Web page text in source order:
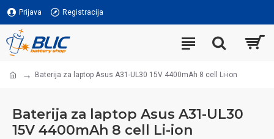
Prijava Registracija
Baterija za laptop Asus A31-UL30 15V 4400mAh 8 cell Li-ion
Baterija za laptop Asus A31-UL30
15V 4400mAh 8 cell Li-ion